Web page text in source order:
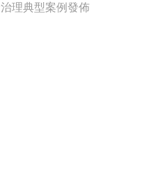
理典型案例發佈